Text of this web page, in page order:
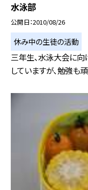
水泳部
公開日 2010/08/26
休み中の生徒の活動
三年生、水泳大会に向
していますが、勉強も